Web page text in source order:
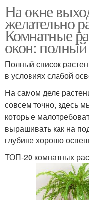
На окне
желательно
Комнатные
окон:
Полный список
в условиях слабой
На самом деле
совсем точно, здесь
которые
выращивать как на
глубине хорошо
ТОП-20 комнатных